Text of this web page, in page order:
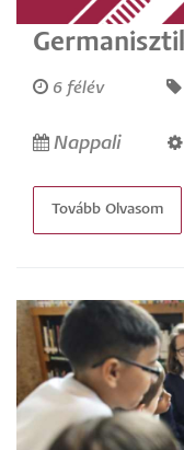
6 félév
Nappali
Tovább Olvasom